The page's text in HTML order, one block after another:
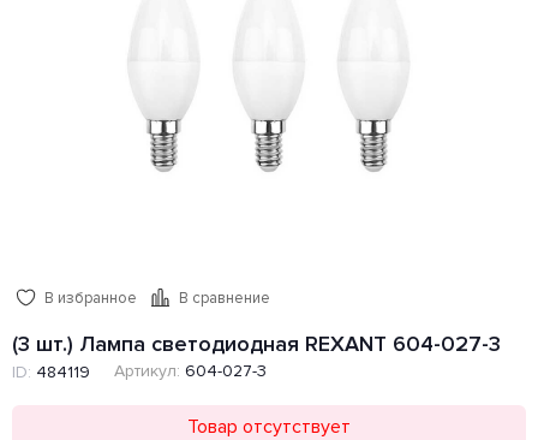
В избранное В сравнение
(3 шт.) Лампа светодиодная REXANT 604-027-3
ID: 484119 Артикул: 604-027-3
Товар отсутствует